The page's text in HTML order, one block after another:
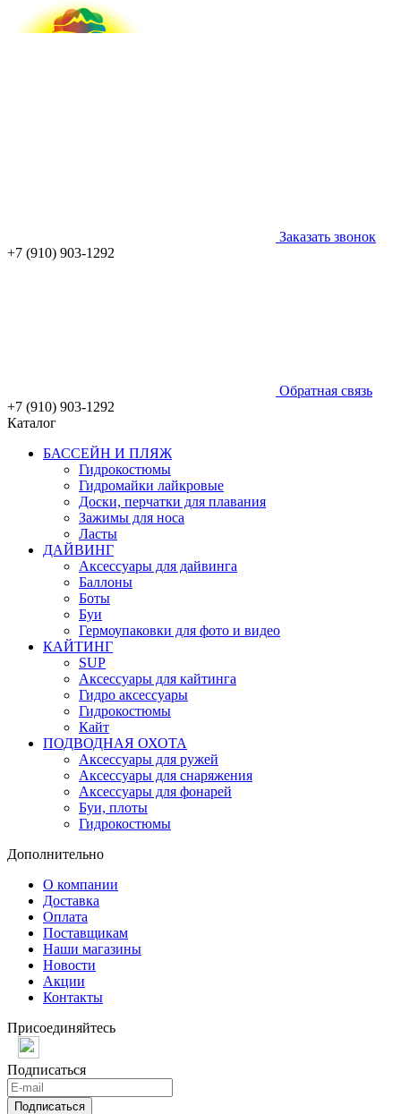
Заказать звонок
+7 (910) 903-1292
Обратная связь
+7 (910) 903-1292
Каталог
БАССЕЙН И ПЛЯЖ
Гидрокостюмы
Гидромайки лайкровые
Доски, перчатки для плавания
Зажимы для носа
Ласты
ДАЙВИНГ
Аксессуары для дайвинга
Баллоны
Боты
Буи
Гермоупаковки для фото и видео
КАЙТИНГ
SUP
Аксессуары для кайтинга
Гидро аксессуары
Гидрокостюмы
Кайт
ПОДВОДНАЯ ОХОТА
Аксессуары для ружей
Аксессуары для снаряжения
Аксессуары для фонарей
Буи, плоты
Гидрокостюмы
Дополнительно
О компании
Доставка
Оплата
Поставщикам
Наши магазины
Новости
Акции
Контакты
Присоединяйтесь
Подписаться